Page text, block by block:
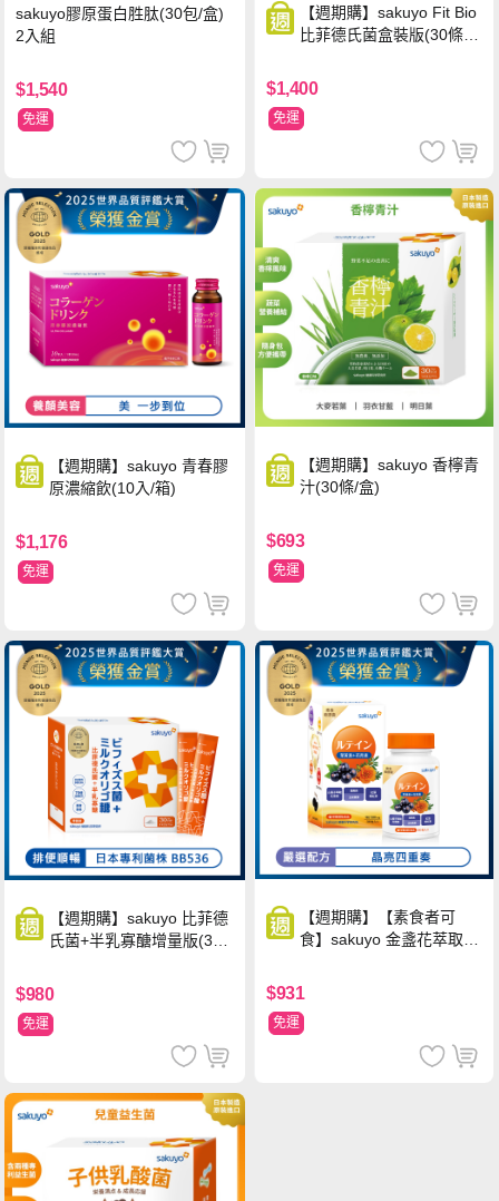
sakuyo膠原蛋白胜肽(30包/盒)
2入組
$1,540
免運
【週期購】sakuyo Fit Bio
比菲德氏菌盒裝版(30條/
$1,400
免運
【週期購】sakuyo 青春膠
原濃縮飲(10入/箱)
$1,176
免運
【週期購】sakuyo 香檸青
汁(30條/盒)
$693
免運
【週期購】sakuyo 比菲德
氏菌+半乳寡醣增量版(30
$980
免運
【週期購】【素食者可
食】sakuyo 金盞花萃取
品)(30顆/瓶)
$931
免運